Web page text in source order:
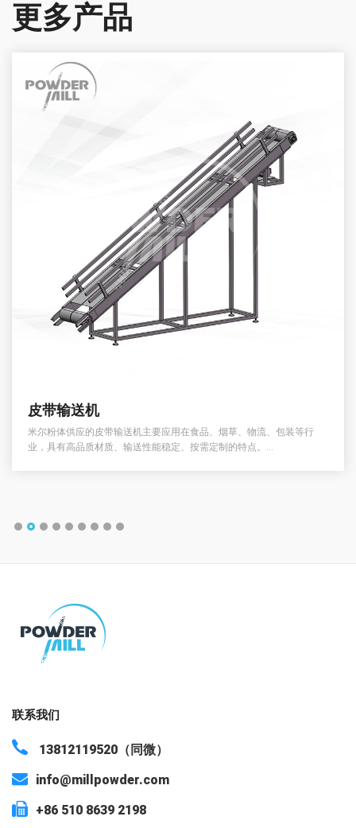
更多产品
皮带输送机
米尔粉体供应的皮带输送机主要应用在食品、烟草、物流、包装等行
业，具有高品质材质、输送性能稳定、按需定制的特点。...
联系我们
13812119520（同微）
info@millpowder.com
+86 510 8639 2198